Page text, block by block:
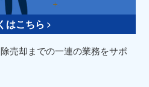
はこちら
売却までの一連の業務をサポ